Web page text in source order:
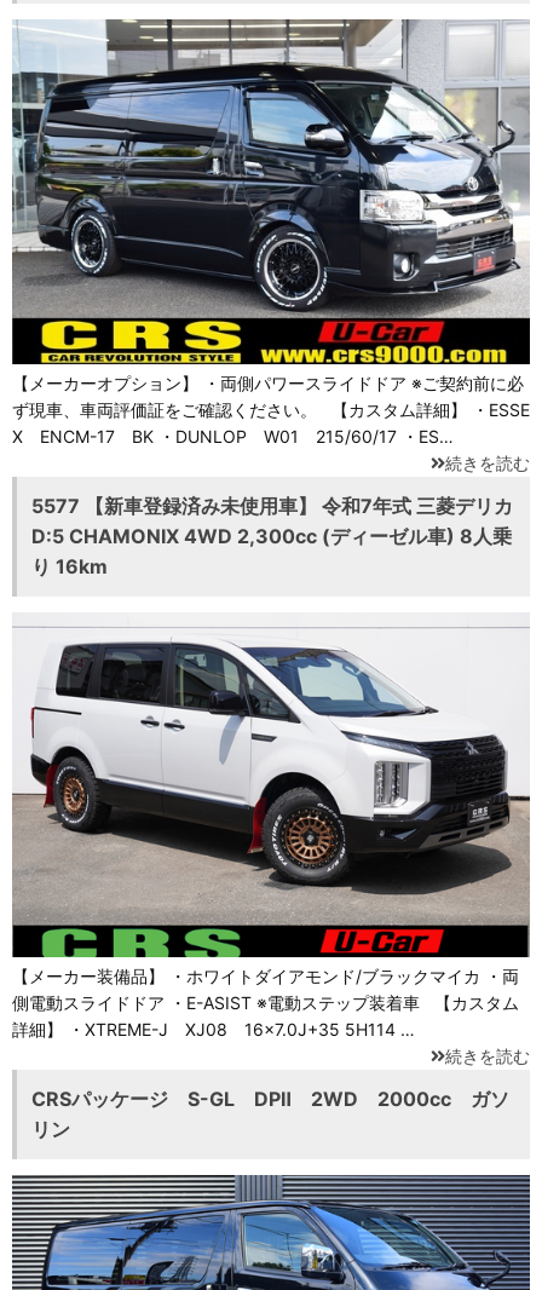
【メーカーオプション】 ・両側パワースライドドア ※ご契約前に必
ず現車、車両評価証をご確認ください。 【カスタム詳細】 ・ESSE
X ENCM-17 BK ・DUNLOP W01 215/60/17 ・ES…
続きを読む
5577 【新車登録済み未使用車】 令和7年式 三菱デリカ
D:5 CHAMONIX 4WD 2,300cc (ディーゼル車) 8人乗
り 16km
【メーカー装備品】 ・ホワイトダイアモンド/ブラックマイカ ・両
側電動スライドドア ・E-ASIST ※電動ステップ装着車 【カスタム
詳細】 ・XTREME-J XJ08 16×7.0J+35 5H114 …
続きを読む
CRSパッケージ S-GL DPⅡ 2WD 2000cc ガソ
リン